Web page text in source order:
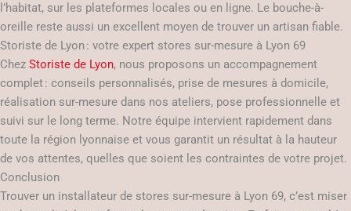
l’habitat, sur les plateformes locales ou en ligne. Le bouche-à-
oreille reste aussi un excellent moyen de trouver un artisan fiable.
Storiste de Lyon : votre expert stores sur-mesure à Lyon 69
Chez Storiste de Lyon, nous proposons un accompagnement
complet : conseils personnalisés, prise de mesures à domicile,
réalisation sur-mesure dans nos ateliers, pose professionnelle et
suivi sur le long terme. Notre équipe intervient rapidement dans
toute la région lyonnaise et vous garantit un résultat à la hauteur
de vos attentes, quelles que soient les contraintes de votre projet.
Conclusion
Trouver un installateur de stores sur-mesure à Lyon 69, c’est miser